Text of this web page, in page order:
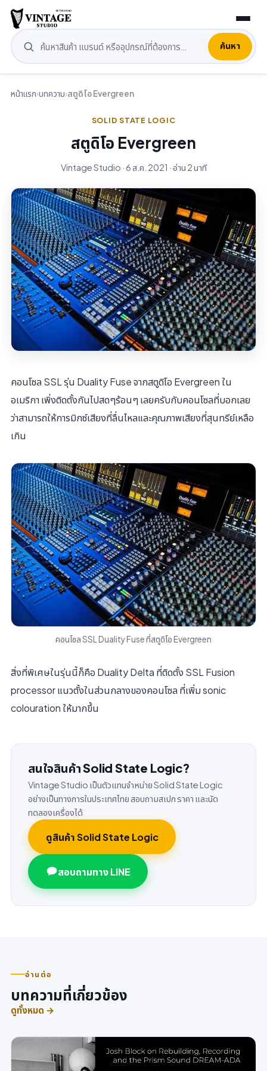
ค้นหา
หน้าแรก›บทความ›สตูดิโอ Evergreen
SOLID STATE LOGIC
สตูดิโอ Evergreen
Vintage Studio · 6 ส.ค. 2021 · อ่าน 2 นาที
คอนโซล SSL รุ่น Duality Fuse จากสตูดิโอ Evergreen ใน
อเมริกา เพิ่งติดตั้งกันไปสดๆร้อนๆ เลยครับกับคอนโซลที่บอกเลย
ว่าสามารถให้การมิกซ์เสียงที่ลื่นไหลและคุณภาพเสียงที่สุนทรีย์เหลือ
เกิน
คอนโซล SSL Duality Fuse ที่สตูดิโอ Evergreen
สิ่งที่พิเศษในรุ่นนี้ก็คือ Duality Delta ที่ติดตั้ง SSL Fusion
processor แนวตั้งในส่วนกลางของคอนโซล ที่เพิ่ม sonic
colouration ให้มากขึ้น
สนใจสินค้า Solid State Logic?
Vintage Studio เป็นตัวแทนจำหน่าย Solid State Logic
อย่างเป็นทางการในประเทศไทย สอบถามสเปก ราคา และนัด
ทดลองเครื่องได้
ดูสินค้า Solid State Logic
สอบถามทาง LINE
อ่านต่อ
บทความที่เกี่ยวข้อง
ดูทั้งหมด →